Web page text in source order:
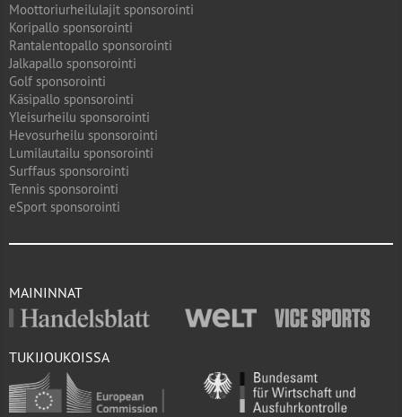
Moottoriurheilulajit sponsorointi
Koripallo sponsorointi
Rantalentopallo sponsorointi
Jalkapallo sponsorointi
Golf sponsorointi
Käsipallo sponsorointi
Yleisurheilu sponsorointi
Hevosurheilu sponsorointi
Lumilautailu sponsorointi
Surffaus sponsorointi
Tennis sponsorointi
eSport sponsorointi
MAININNAT
TUKIJOUKOISSA